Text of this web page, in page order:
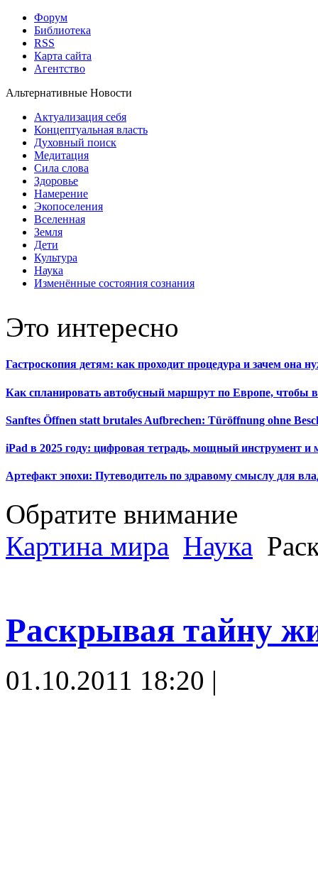
Форум
Библиотека
RSS
Карта сайта
Агентство
Альтернативные Новости
Актуализация себя
Концептуальная власть
Духовный поиск
Медитация
Сила слова
Здоровье
Намерение
Экопоселения
Вселенная
Земля
Дети
Культура
Наука
Изменённые состояния сознания
Это интересно
Гастроскопия детям: как проходит процедура и зачем она
Как спланировать автобусный маршрут по Европе, чтобы
Sanftes Öffnen statt brutales Aufbrechen: Türöffnung ohne
iPad в 2025 году: цифровая тетрадь, мощный инструмент и
Артефакт эпохи: Путеводитель по здравому смыслу для
Обратите внимание
Картина мира Наука
Раскрывая тайну
01.10.2011 18:20 |